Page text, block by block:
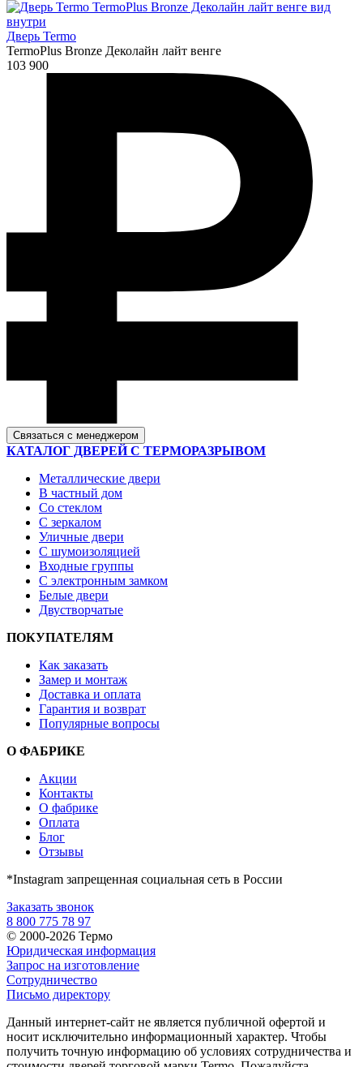
Дверь Termo
TermoPlus Bronze Деколайн лайт венге
103 900
Связаться с менеджером
КАТАЛОГ ДВЕРЕЙ С ТЕРМОРАЗРЫВОМ
Металлические двери
В частный дом
Со стеклом
С зеркалом
Уличные двери
С шумоизоляцией
Входные группы
С электронным замком
Белые двери
Двустворчатые
ПОКУПАТЕЛЯМ
Как заказать
Замер и монтаж
Доставка и оплата
Гарантия и возврат
Популярные вопросы
О ФАБРИКЕ
Акции
Контакты
О фабрике
Оплата
Блог
Отзывы
*Instagram запрещенная социальная сеть в России
Заказать звонок
8 800 775 78 97
© 2000-2026 Термо
Юридическая информация
Запрос на изготовление
Сотрудничество
Письмо директору
Данный интернет-сайт не является публичной офертой и
носит исключительно информационный характер. Чтобы
получить точную информацию об условиях сотрудничества и